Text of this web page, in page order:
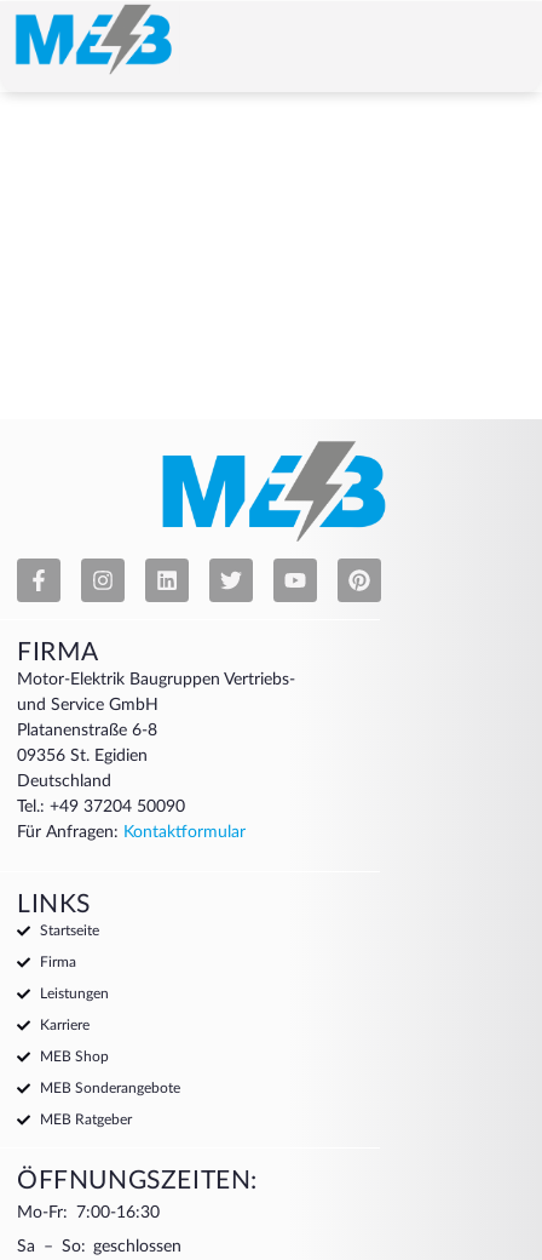
FIRMA
Motor-Elektrik Baugruppen Vertriebs-
und Service GmbH
Platanenstraße 6-8
09356 St. Egidien
Deutschland
Tel.: +49 37204 50090
Für Anfragen: Kontaktformular
LINKS
Startseite
Firma
Leistungen
Karriere
MEB Shop
MEB Sonderangebote
MEB Ratgeber
ÖFFNUNGSZEITEN:
Mo-Fr: 7:00-16:30
Sa – So: geschlossen